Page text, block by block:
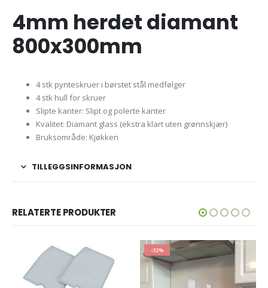
4mm herdet diamant
800x300mm
4 stk pynteskruer i børstet stål medfølger
4 stk hull for skruer
Slipte kanter: Slipt og polerte kanter
Kvalitet: Diamant glass (ekstra klart uten grønnskjær)
Bruksområde: Kjøkken
TILLEGGSINFORMASJON
RELATERTE PRODUKTER